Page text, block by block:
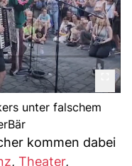
unter falschem
kommen dabei
, Theater,